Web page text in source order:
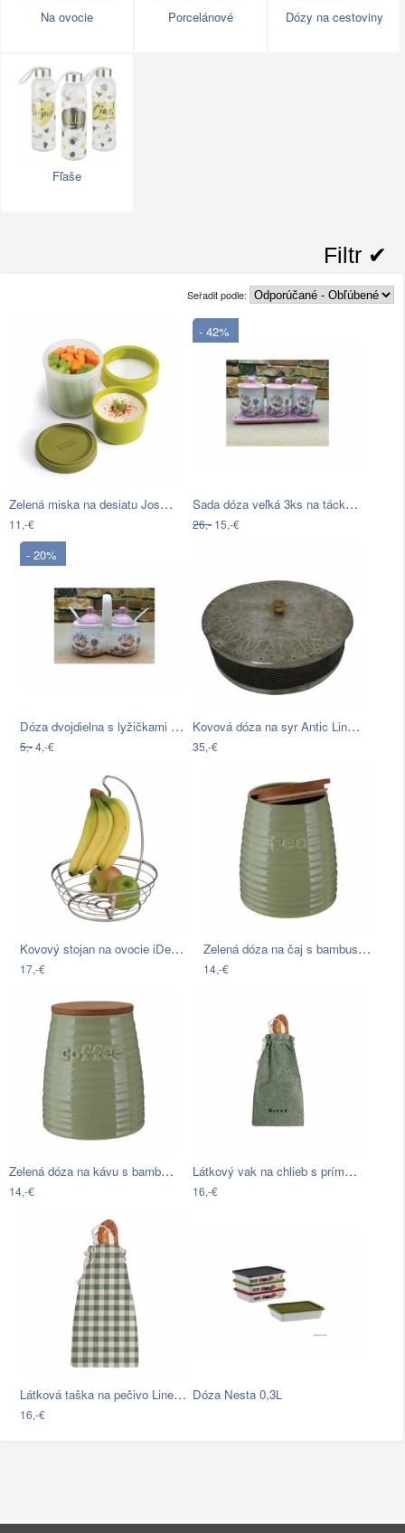
Na ovocie Porcelánové Dózy na cestoviny
Fľaše
Filtr ✔︎
Seřadit podle:
Zelená miska na desiatu Joseph Joseph…
11,-€
- 42%
Sada dóza veľká 3ks na tácke S
26,-15,-€
- 20%
Dóza dvojdielna s lyžičkami SWEET
5,-4,-€
Kovová dóza na syr Antic Line Zinc…
35,-€
Kovový stojan na ovocie iDesign Axis…
17,-€
Zelená dóza na čaj s bambusovým…
14,-€
Zelená dóza na kávu s bambusovým…
14,-€
Látkový vak na chlieb s prímesou ľanu…
16,-€
Látková taška na pečivo Linen Couture…
16,-€
Dóza Nesta 0,3L